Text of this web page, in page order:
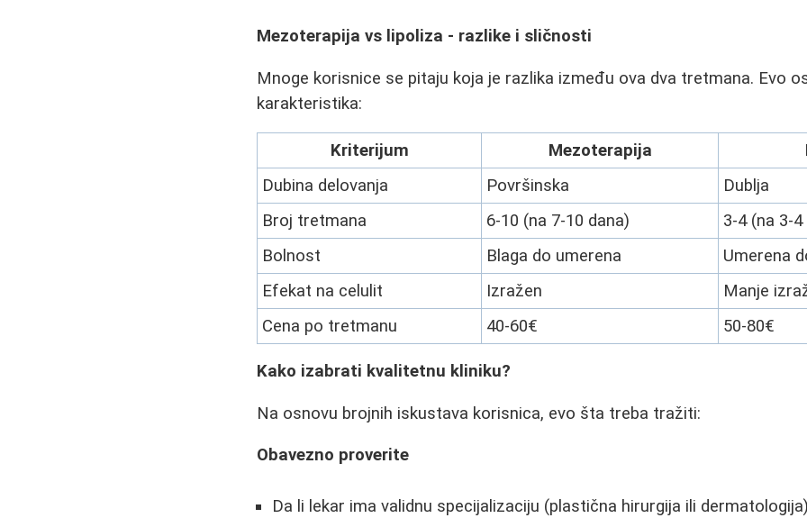
Mezoterapija vs lipoliza - razlike i sličnosti
Mnoge korisnice se pitaju koja je razlika između ova dva tretmana. Evo
karakteristika:
Kriterijum Mezoterapija
Dubina delovanja
Površinska
Dublja
Broj tretmana
6-10 (na 7-10 dana)
3-4 (na 3-4
Bolnost
Blaga do umerena
Umerena
Efekat na celulit
Izražen
Manje
Cena po tretmanu
40-60€ 50-80€
Kako izabrati kvalitetnu kliniku?
Na osnovu brojnih iskustava korisnica, evo šta treba tražiti:
Obavezno proverite
Da li lekar ima validnu specijalizaciju (plastična hirurgija ili dermatologija)